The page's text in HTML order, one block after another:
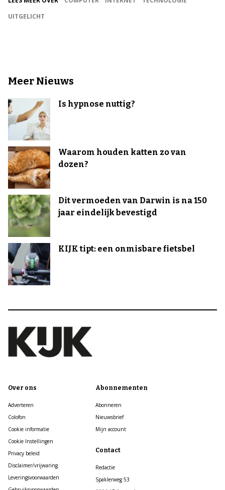
UITGELICHT
Meer Nieuws
Is hypnose nuttig?
Waarom houden katten zo van
dozen?
Dit vermoeden van Darwin is na 150
jaar eindelijk bevestigd
KIJK tipt: een onmisbare fietsbel
Over ons
Adverteren
Colofon
Cookie informatie
Cookie Instellingen
Privacy beleid
Disclaimer/vrijwaring
Leveringsvoorwaarden
Abonnementen
Abonneren
Nieuwsbrief
Mijn account
Contact
Redactie
Spaklerweg 53